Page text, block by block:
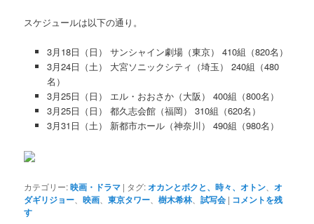
スケジュールは以下の通り。
3月18日（日） サンシャイン劇場（東京） 410組（820名）
3月24日（土） 大宮ソニックシティ（埼玉） 240組（480
名）
3月25日（日） エル・おおさか（大阪） 400組（800名）
3月25日（日） 都久志会館（福岡） 310組（620名）
3月31日（土） 新都市ホール（神奈川） 490組（980名）
カテゴリー:映画・ドラマ | タグ:オカンとボクと、時々、オトン 、オ
ダギリジョー 、映画 、東京タワー 、樹木希林、試写会 | コメントを残
す